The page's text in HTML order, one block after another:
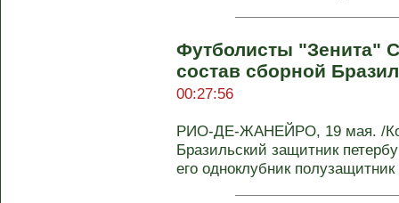
Футболисты "Зенита"
состав сборной
00:27:56
РИО-ДЕ-ЖАНЕЙРО, 19 мая. /
Бразильский защитник
его одноклубник